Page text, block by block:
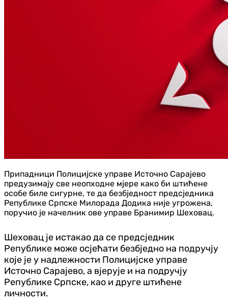
Припадници Полицијске управе Источно Сарајево
предузимају све неопходне мјере како би штићене
особе биле сигурне, те да безбједност предсједника
Републике Српске Милорада Додика није угрожена,
поручио је начелник ове управе Бранимир Шеховац.
Шеховац је истакао да се предсједник
Републике може осјећати безбједно на подручју
које је у надлежности Полицијске управе
Источно Сарајево, а вјерује и на подручју
Републике Српске, као и друге штићене
личности.